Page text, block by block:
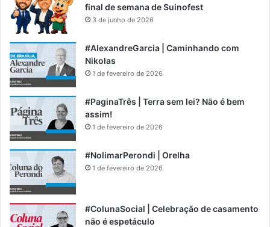
final de semana de Suinofest
3 de junho de 2026
#AlexandreGarcia | Caminhando com
Nikolas
1 de fevereiro de 2026
#PaginaTrês | Terra sem lei? Não é bem
assim!
1 de fevereiro de 2026
#NolimarPerondi | Orelha
1 de fevereiro de 2026
#ColunaSocial | Celebração de casamento
não é espetáculo